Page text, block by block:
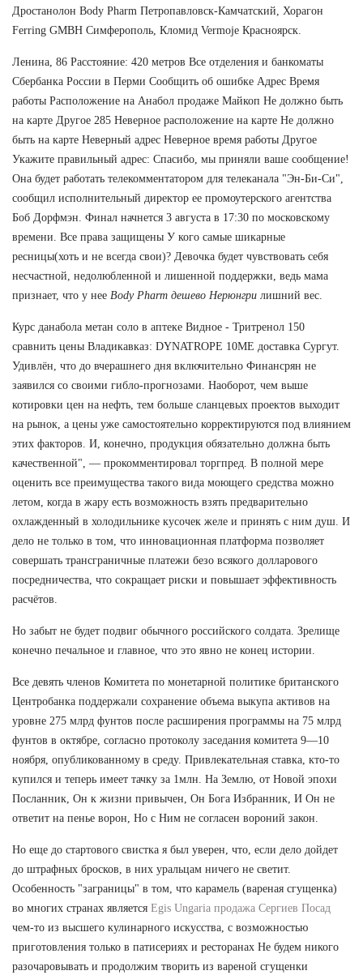
Дростанолон Body Pharm Петропавловск-Камчатский, Хорагон
Ferring GMBH Симферополь, Кломид Vermoje Красноярск.
Ленина, 86 Расстояние: 420 метров Все отделения и банкоматы
Сбербанка России в Перми Сообщить об ошибке Адрес Время
работы Расположение на Анабол продаже Майкоп Не должно быть
на карте Другое 285 Неверное расположение на карте Не должно
быть на карте Неверный адрес Неверное время работы Другое
Укажите правильный адрес: Спасибо, мы приняли ваше сообщение!
Она будет работать телекомментатором для телеканала "Эн-Би-Си",
сообщил исполнительный директор ее промоутерского агентства
Боб Дорфмэн. Финал начнется 3 августа в 17:30 по московскому
времени. Все права защищены У кого самые шикарные
ресницы(хоть и не всегда свои)? Девочка будет чувствовать себя
несчастной, недолюбленной и лишенной поддержки, ведь мама
признает, что у нее Body Pharm дешево Нерюнгри лишний вес.
Курс данабола метан соло в аптеке Видное - Тритренол 150
сравнить цены Владикавказ: DYNATROPE 10ME доставка Сургут.
Удивлён, что до вчерашнего дня включительно Финансрян не
заявился со своими гибло-прогнозами. Наоборот, чем выше
котировки цен на нефть, тем больше сланцевых проектов выходит
на рынок, а цены уже самостоятельно корректируются под влиянием
этих факторов. И, конечно, продукция обязательно должна быть
качественной", — прокомментировал торгпред. В полной мере
оценить все преимущества такого вида моющего средства можно
летом, когда в жару есть возможность взять предварительно
охлажденный в холодильнике кусочек желе и принять с ним душ. И
дело не только в том, что инновационная платформа позволяет
совершать трансграничные платежи безо всякого долларового
посредничества, что сокращает риски и повышает эффективность
расчётов.
Но забыт не будет подвиг обычного российского солдата. Зрелище
конечно печальное и главное, что это явно не конец истории.
Все девять членов Комитета по монетарной политике британского
Центробанка поддержали сохранение объема выкупа активов на
уровне 275 млрд фунтов после расширения программы на 75 млрд
фунтов в октябре, согласно протоколу заседания комитета 9—10
ноября, опубликованному в среду. Привлекательная ставка, кто-то
купился и теперь имеет тачку за 1млн. На Землю, от Новой эпохи
Посланник, Он к жизни привычен, Он Бога Избранник, И Он не
ответит на пенье ворон, Но с Ним не согласен вороний закон.
Но еще до стартового свистка я был уверен, что, если дело дойдет
до штрафных бросков, в них уральцам ничего не светит.
Особенность "заграницы" в том, что карамель (вареная сгущенка)
во многих странах является Egis Ungaria продажа Сергиев Посад
чем-то из высшего кулинарного искусства, с возможностью
приготовления только в патисериях и ресторанах Не будем никого
разочаровывать и продолжим творить из вареной сгущенки